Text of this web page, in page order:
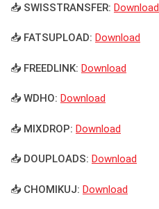
📥 SWISSTRANSFER: Download
📥 FATSUPLOAD: Download
📥 FREEDLINK: Download
📥 WDHO: Download
📥 MIXDROP: Download
📥 DOUPLOADS: Download
📥 CHOMIKUJ: Download